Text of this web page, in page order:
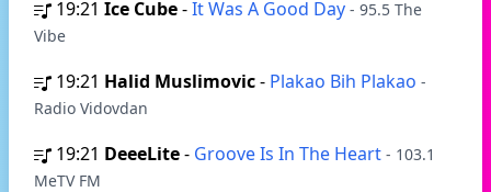
19:21 Ice Cube-It Was A Good Day - 95.5 The
Vibe
19:21 Halid Muslimovic- Plakao Bih Plakao -
Radio Vidovdan
19:21 DeeeLite- Groove Is In The Heart - 103.1
MeTV FM